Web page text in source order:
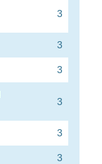
3
3
3
3
3
3